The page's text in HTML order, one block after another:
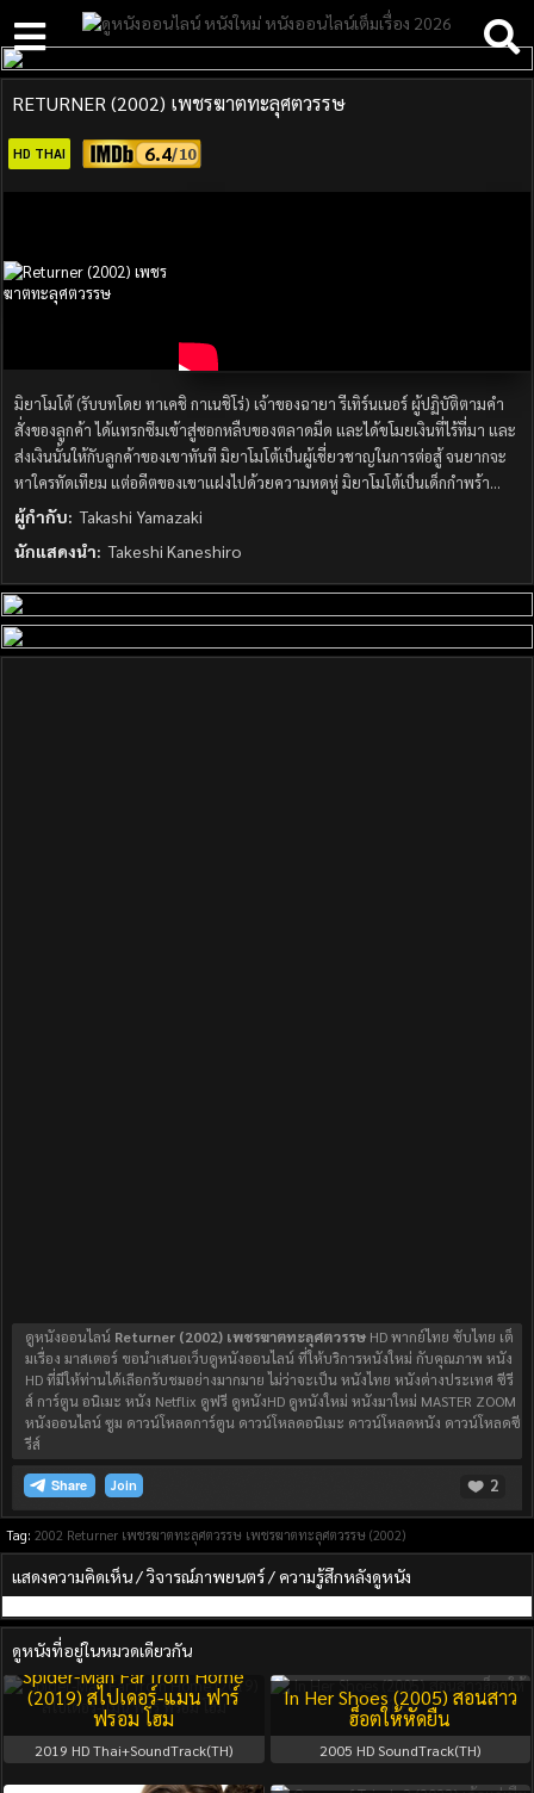
RETURNER (2002) เพชรฆาตทะลุศตวรรษ
HD THAI 6.4
มิยาโมโต้ (รับบทโดย ทาเคชิ กาเนชิโร่) เจ้าของฉายา รีเทิร์นเนอร์ ผู้ปฏิบัติตามคำ
สั่งของลูกค้า ได้แทรกซึมเข้าสู่ซอกหลืบของตลาดมืด และได้ขโมยเงินที่ไร้ที่มา และ
ส่งเงินนั้นให้กับลูกค้าของเขาทันที มิยาโมโต้เป็นผู้เชี่ยวชาญในการต่อสู้ จนยากจะ
หาใครทัดเทียม แต่อดีตของเขาแฝงไปด้วยความหดหู่ มิยาโมโต้เป็นเด็กกำพร้า…
ผู้กำกับ:Takashi Yamazaki
นักแสดงนำ:Takeshi Kaneshiro
ดูหนังออนไลน์ Returner (2002) เพชรฆาตทะลุศตวรรษ HD พากย์ไทย ซับไทย เต็
มเรื่อง มาสเตอร์ ขอนำเสนอเว็บดูหนังออนไลน์ ที่ให้บริการหนังใหม่ กับคุณภาพ หนัง
HD ที่มีให้ท่านได้เลือกรับชมอย่างมากมาย ไม่ว่าจะเป็น หนังไทย หนังต่างประเทศ ซีรี
ส์ การ์ตูน อนิเมะ หนัง Netflix ดูฟรี ดูหนังHD ดูหนังใหม่ หนังมาใหม่ MASTER ZOOM
หนังออนไลน์ ซูม ดาวน์โหลดการ์ตูน ดาวน์โหลดอนิเมะ ดาวน์โหลดหนัง ดาวน์โหลดซี
รีส์
Join 2
Tag: 2002 Returner เพชรฆาตทะลุศตวรรษ เพชรฆาตทะลุศตวรรษ (2002)
แสดงความคิดเห็น / วิจารณ์ภาพยนตร์ / ความรู้สึกหลังดูหนัง
ดูหนังที่อยู่ในหมวดเดียวกัน
Spider-Man Far from Home
(2019) สไปเดอร์-แมน ฟาร์
ฟรอม โฮม
2019 HD Thai+SoundTrack(TH)
In Her Shoes (2005) สอนสาว
ฮ็อตให้หัดยืน
2005 HD SoundTrack(TH)